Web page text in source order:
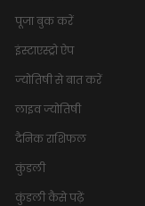
पूजा बुक करें
इंस्टाएस्ट्रो ऐप
ज्योतिषी से बात करें
लाइव ज्योतिषी
दैनिक राशिफल
कुंडली
कुंडली कैसे पढ़ें